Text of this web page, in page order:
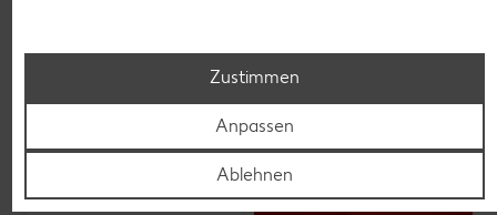
Zustimmen
Anpassen
Ablehnen